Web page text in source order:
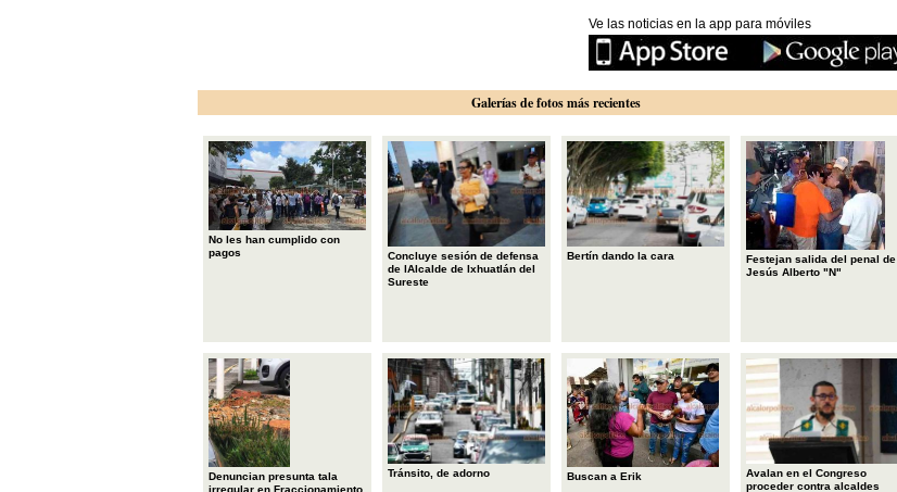
Ve las noticias en la app para móviles
Galerías de fotos más recientes
No les han cumplido con
pagos
Concluye sesión de defensa
de lAlcalde de Ixhuatlán del
Sureste
Bertín dando la cara
Festejan salida del penal de
Jesús Alberto "N"
Denuncian presunta tala
Tránsito, de adorno Buscan a Erik
Avalan en el Congreso
proceder contra alcaldes